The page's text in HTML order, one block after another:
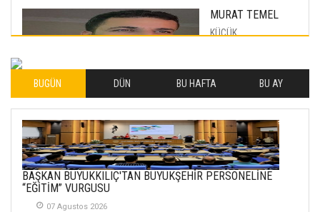
MURAT TEMEL
KÜÇÜK
İLHAN YILMAZ
SOFRADA AYRIMCILIK
VAR
26 Subat 2026
METİN ERTEM
BUGÜN DÜN BU HAFTA BU AY
BAŞKAN BÜYÜKKILIÇ'TAN BÜYÜKŞEHİR PERSONELİNE
“EĞİTİM” VURGUSU
07 Agustos 2026